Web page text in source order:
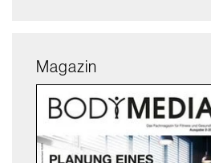
Magazin